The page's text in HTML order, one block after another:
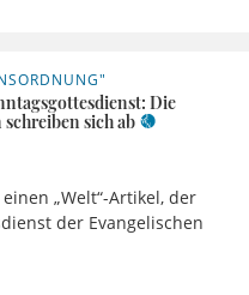
Die
sich ab
„Welt“-Artikel, der
der Evangelischen